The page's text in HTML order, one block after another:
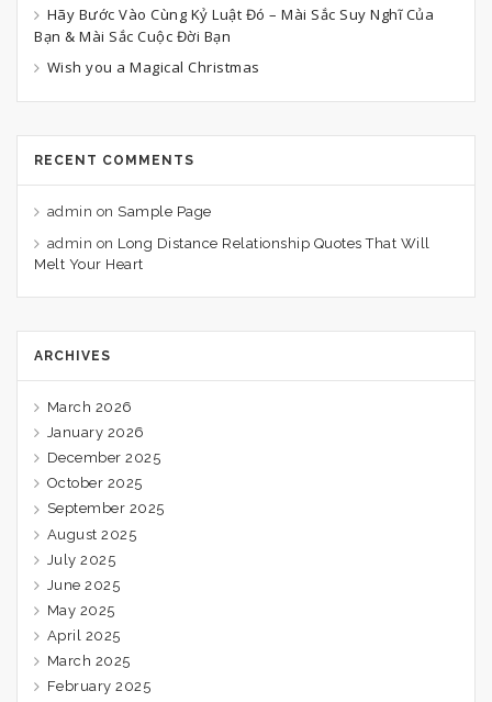
Hãy Bước Vào Cùng Kỷ Luật Đó – Mài Sắc Suy Nghĩ Của
Bạn & Mài Sắc Cuộc Đời Bạn
Wish you a Magical Christmas
RECENT COMMENTS
admin on Sample Page
admin on Long Distance Relationship Quotes That Will
Melt Your Heart
ARCHIVES
March 2026
January 2026
December 2025
October 2025
September 2025
August 2025
July 2025
June 2025
May 2025
April 2025
March 2025
February 2025